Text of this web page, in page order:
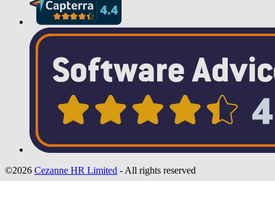
©2026 Cezanne HR Limited - All rights reserved